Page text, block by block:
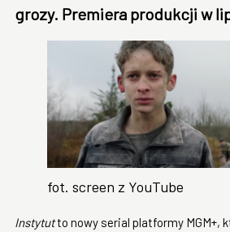
grozy. Premiera produkcji w
fot. screen z YouTube
Instytutto nowy serial platformy MGM+,